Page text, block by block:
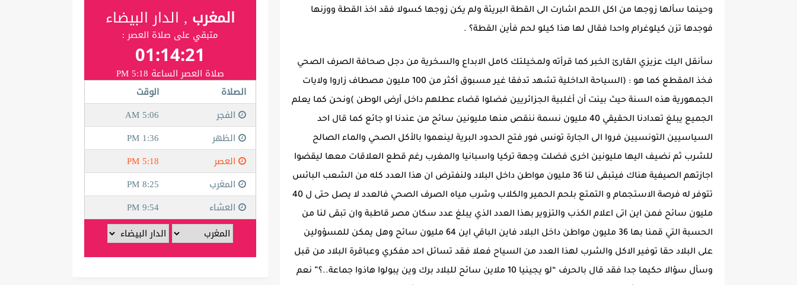
وحينما سألها زوجها من اكل اللحم اشارت الى القطة البريئة ولم يكن زوجها كسولا فقد اخذ القطة ووزنها
فوجدها تزن كيلوغرام واحدا فقال لها هذا كيلو لحم فأين القطة؟ .
سأنقل اليك عزيزي القارئ الخبر كما قرأته ولمخيلتك كامل الابداع والسخرية من دجل صحافة الصرف الصحي
فخذ المقطع كما هو : (السياحة الداخلية تشهد تدفقا غير مسبوق أكثر من 100 مليون مصطاف زاروا ولايات
الجمهورية هذه السنة حيث بينت أن أغلبية الجزائريين فضلوا قضاء عطلهم داخل أرض الوطن )ونحن كما يعلم
الجميع يبلغ تعدادنا الحقيقي 40 مليون نسمة ننقص منها مليونين سائح من عندنا او جائع كما قال احد
السياسيين التونسيين فروا الى الجارة تونس فور فتح الحدود البرية لينعموا بالأكل الصحي والماء الصالح
للشرب ثم نضيف اليها مليونين اخرى فضلت وجهة تركيا واسبانيا والمغرب رغم قطع العلاقات معها ليقضوا
اجازتهم الصيفية هناك فيتبقى لنا 36 مليون مواطن داخل البلاد ولنفترض ان هذا العدد كله من الشعب البائس
تتوفر له فرصة الاستجمام و التمتع بلحم الحمير والكلاب وشرب مياه الصرف الصحي فالعدد لا يصل حتى ل 40
مليون سائح فمن اين اتى اعلام الكذب والتزوير بهذا العدد الذي يبلغ عدد سكان مصر قاطبة وان تبقى لنا من
الحسبة التي قمنا بها 36 مليون مواطن داخل البلاد فاين الباقي اين 64 مليون سائح وهل يمكن للمسؤولين
على البلاد حقا توفير الاكل والشرب لهذا العدد من السياح فعلا فقد تسائل احد مفكري وعباقرة البلاد من قبل
وسأل سؤالا حكيما جدا فقد قال بالحرف “لو يجينيا 10 ملاين سائح للبلاد برك وين يبولوا هاذوا جماعة..؟” نعم